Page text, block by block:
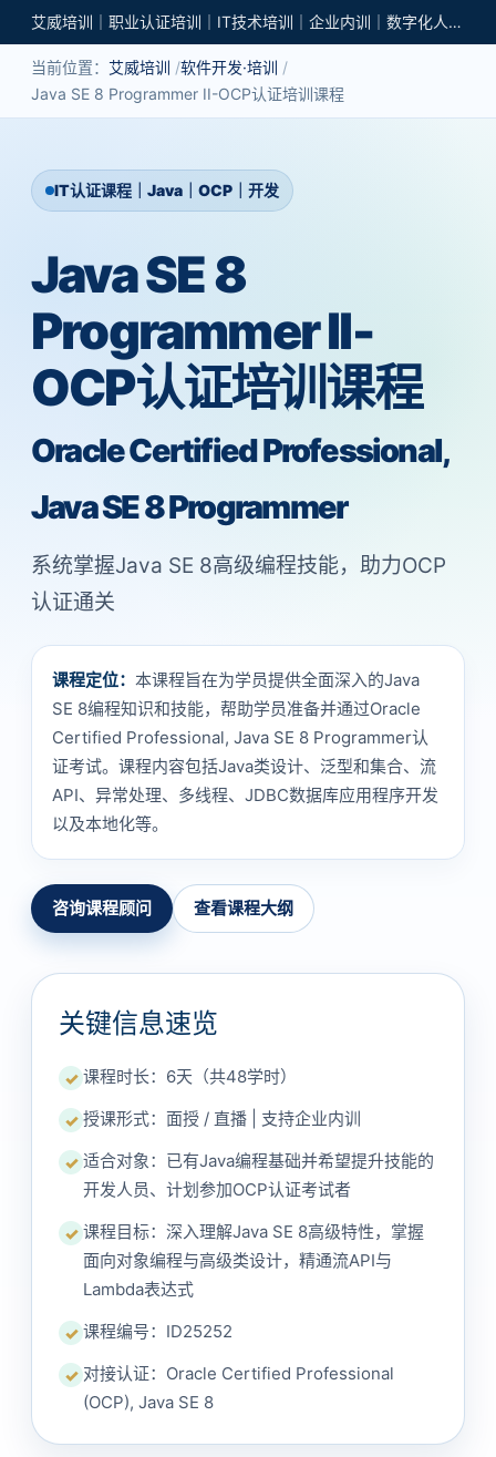
艾威培训｜职业认证培训｜IT技术培训｜企业内训｜数字化人才培养
当前位置： 艾威培训 软件开发·培训
Java SE 8 Programmer II-OCP认证培训课程
IT认证课程｜Java｜OCP｜开发
Java SE 8
Programmer II-
OCP认证培训课程
Oracle Certified Professional,
Java SE 8 Programmer
系统掌握Java SE 8高级编程技能，助力OCP
认证通关
课程定位： 本课程旨在为学员提供全面深入的Java
SE 8编程知识和技能，帮助学员准备并通过Oracle
Certified Professional, Java SE 8 Programmer认
证考试。课程内容包括Java类设计、泛型和集合、流
API、异常处理、多线程、JDBC数据库应用程序开发
以及本地化等。
咨询课程顾问 查看课程大纲
关键信息速览
✓ 课程时长：6天（共48学时）
✓ 授课形式：面授 / 直播 | 支持企业内训
✓ 适合对象：已有Java编程基础并希望提升技能的
开发人员、计划参加OCP认证考试者
✓ 课程目标：深入理解Java SE 8高级特性，掌握
面向对象编程与高级类设计，精通流API与
Lambda表达式
✓ 课程编号：ID25252
✓ 对接认证：Oracle Certified Professional
(OCP), Java SE 8